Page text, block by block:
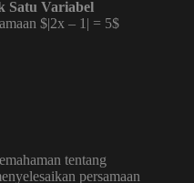
Satu Variabel
$|2x – 1| = 5$
tentang
persamaan